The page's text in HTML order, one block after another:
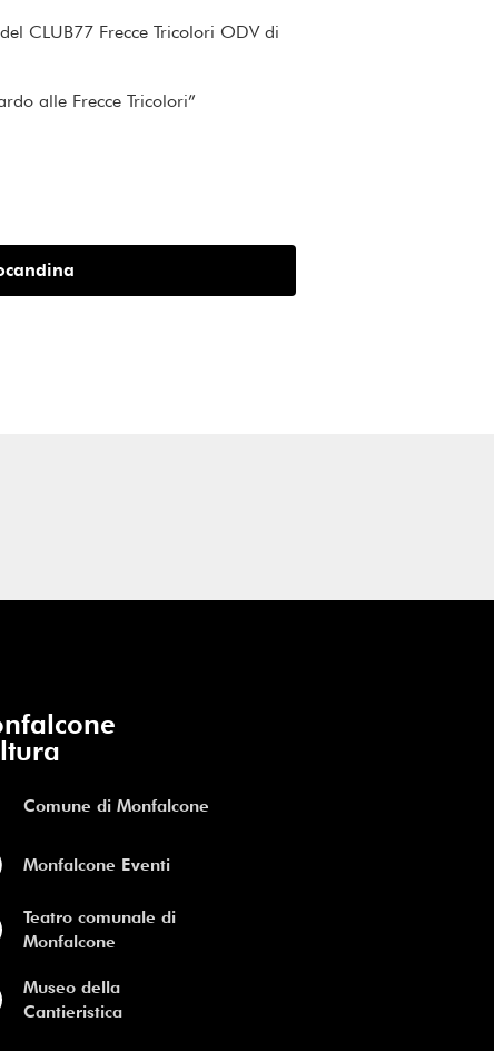
CLUB77 Frecce Tricolori ODV di
alle Frecce Tricolori”
Comune di Monfalcone
Monfalcone Eventi
Teatro comunale di
Monfalcone
Museo della
Cantieristica